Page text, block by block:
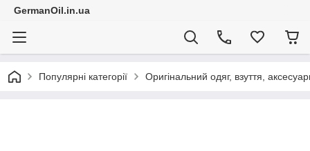
GermanOil.in.ua
Популярні категорії Оригінальний одяг, взуття,